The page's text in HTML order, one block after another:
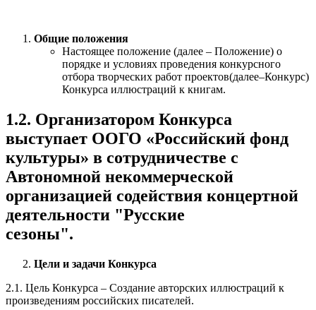
Общие положения
Настоящее положение (далее – Положение) о
порядке и условиях проведения конкурсного
отбора творческих работ проектов(далее–Конкурс)
Конкурса иллюстраций к книгам.
1.2. Организатором Конкурса
выступает ООГО «Российский фонд
культуры» в сотрудничестве с
Автономной некоммерческой
организацией содействия концертной
деятельности "Русские
сезоны".
Цели и задачи Конкурса
2.1. Цель Конкурса – Создание авторских иллюстраций к
произведениям российских писателей.